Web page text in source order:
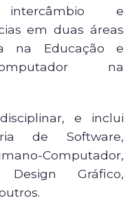
intercâmbio e
em duas áreas
na Educação e
na
e inclui
de Software,
Computador,
Design Gráfico,